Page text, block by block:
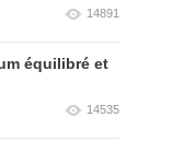
14891
équilibré et
14535